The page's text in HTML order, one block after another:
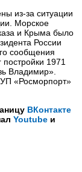
из-за ситуации
Морское
и Крыма было
России
сообщения
1971
Владимир».
«Росморпорт»
ВКонтакте
Youtube и